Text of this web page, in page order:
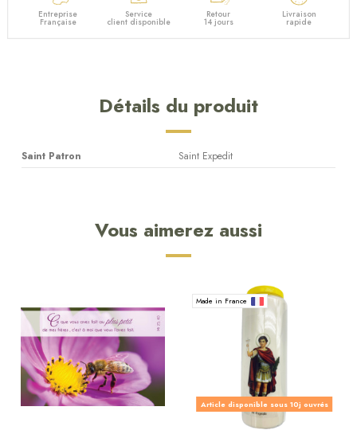
Entreprise
Française
Service
client disponible
Retour
14 jours
Livraison
rapide
Détails du produit
Saint Patron Saint Expedit
Vous aimerez aussi
Made in France
Article disponible sous 10j ouvrés